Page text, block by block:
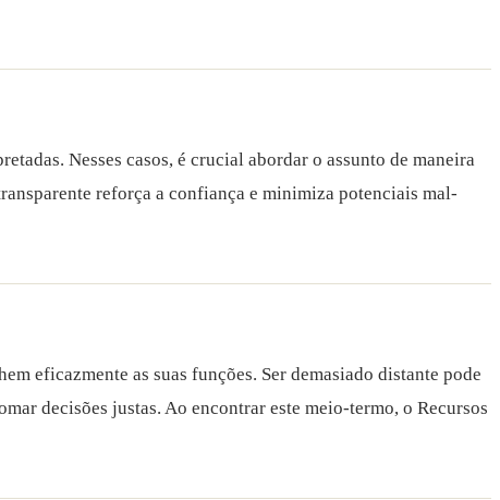
Nesses casos, é crucial abordar o assunto de maneira
reforça a confiança e minimiza potenciais mal-
eficazmente as suas funções. Ser demasiado distante pode
decisões justas. Ao encontrar este meio-termo, o Recursos